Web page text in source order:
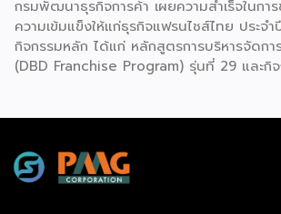
กรมพัฒนาธุรกิจการค้า เผยความสำเร็จในกา
ความเข้มแข็งให้แก่ธุรกิจแฟรนไชส์ไทย ประจ
กิจกรรมหลัก ได้แก่ หลักสูตรการบริหารจัดกา
(DBD Franchise Program) รุ่นที่ 29 และกิ
กรมพัฒนาธุรกิจการค้า กระทรวงพาณิชย์ เปิด
ประธานมอบประกาศนียบัตรแก่ผู้ประกอบการแ